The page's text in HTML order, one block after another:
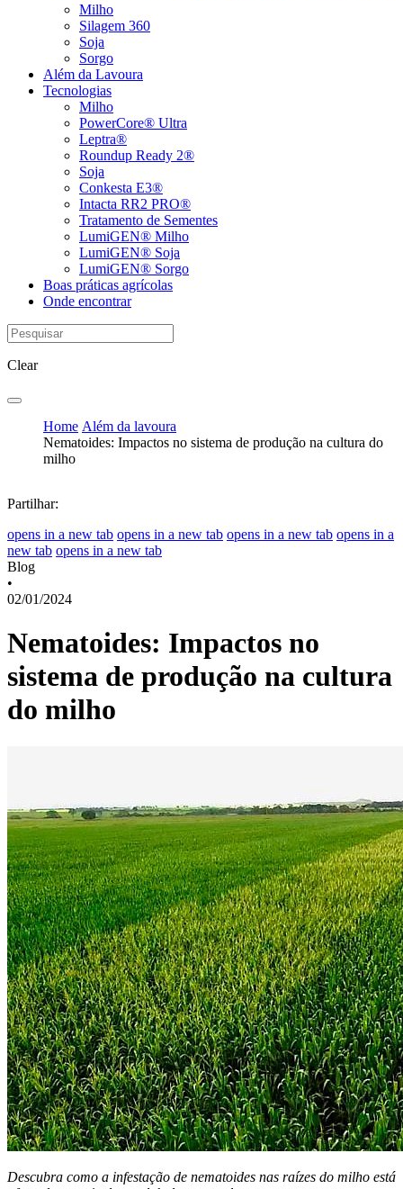
Milho
Silagem 360
Soja
Sorgo
Além da Lavoura
Tecnologias
Milho
PowerCore® Ultra
Leptra®
Roundup Ready 2®
Soja
Conkesta E3®
Intacta RR2 PRO®
Tratamento de Sementes
LumiGEN® Milho
LumiGEN® Soja
LumiGEN® Sorgo
Boas práticas agrícolas
Onde encontrar
Clear
Home Além da lavoura
Nematoides: Impactos no sistema de produção na cultura do
milho
Partilhar:
opens in a new tab opens in a new tab opens in a new tab opens in a
new tab opens in a new tab
Blog
•
02/01/2024
Nematoides: Impactos no
sistema de produção na cultura
do milho
Descubra como a infestação de nematoides nas raízes do milho está